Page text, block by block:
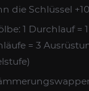
die Schlüssel
1 Durchlauf =
= 3